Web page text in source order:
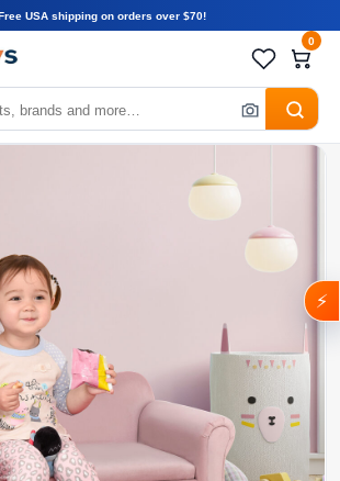
USA shipping on orders over $70!
0
⚡